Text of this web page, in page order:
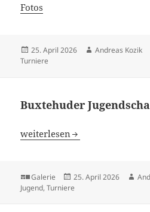
Fotos
Veröffentlicht
am
25. April 2026 Autor
Andreas Kozik
Turniere
Buxtehuder
Buxtehuder
weiterlesen
Format
Galerie
Veröffentlicht
am
25. April 2026
Jugend,Turniere